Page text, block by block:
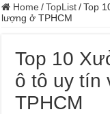
Home / TopList / Top
lượng ở TPHCM
Top 10
ô tô uy tín
TPHCM